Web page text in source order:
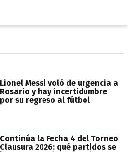
Lionel Messi voló de urgencia a
Rosario y hay incertidumbre
por su regreso al fútbol
Continúa la Fecha 4 del Torneo
Clausura 2026: qué partidos se